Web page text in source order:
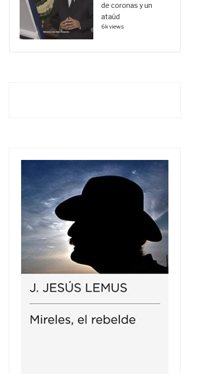
de coronas y un
ataúd
6k views